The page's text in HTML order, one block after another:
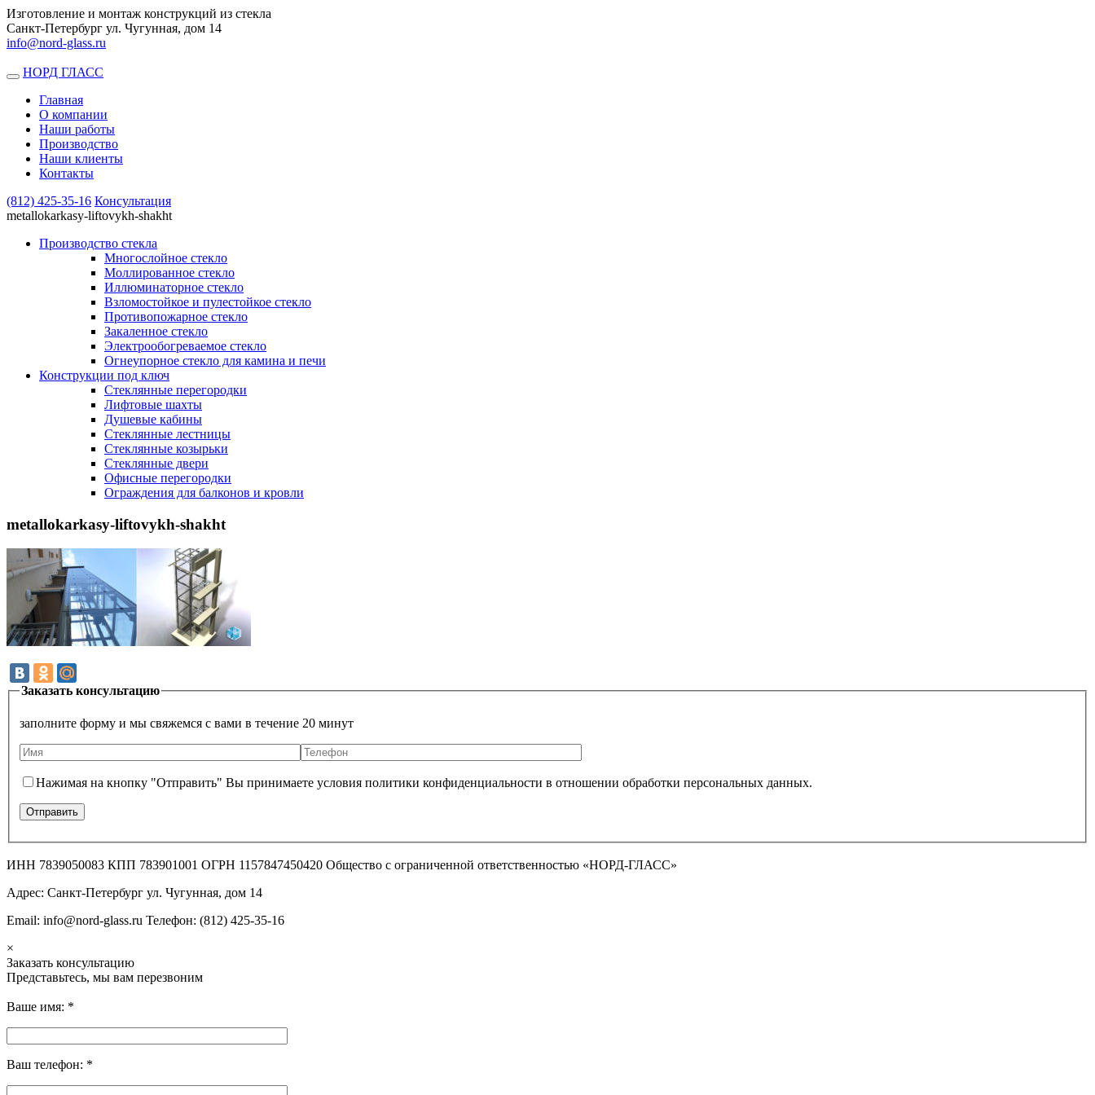
Изготовление и монтаж конструкций из стекла
Санкт-Петербург ул. Чугунная, дом 14
info@nord-glass.ru
Toggle
navigation
НОРД ГЛАСС
Главная
О компании
Наши работы
Производство
Наши клиенты
Контакты
(812) 425-35-16 Консультация
metallokarkasy-liftovykh-shakht
Производство стекла
Многослойное стекло
Моллированное стекло
Иллюминаторное стекло
Взломостойкое и пулестойкое стекло
Противопожарное стекло
Закаленное стекло
Электрообогреваемое стекло
Огнеупорное стекло для камина и печи
Конструкции под ключ
Стеклянные перегородки
Лифтовые шахты
Душевые кабины
Cтеклянные лестницы
Cтеклянные козырьки
Cтеклянные двери
Офисные перегородки
Ограждения для балконов и кровли
metallokarkasy-liftovykh-shakht
Заказать консультацию
заполните форму и мы свяжемся с вами в течение 20 минут
Нажимая на кнопку "Отправить" Вы принимаете условия политики конфиденциальности в отношении обработки персональных данных.
ИНН 7839050083 КПП 783901001 ОГРН 1157847450420 Общество с ограниченной ответственностью «НОРД-ГЛАСС»
Адрес: Санкт-Петербург ул. Чугунная, дом 14
Email: info@nord-glass.ru Телефон: (812) 425-35-16
×
Заказать консультацию
Представьтесь, мы вам перезвоним
Ваше имя: *
Ваш телефон: *